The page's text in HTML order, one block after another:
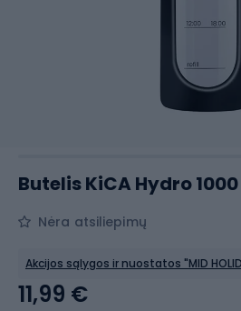
Butelis KiCA Hydro
Nėra atsiliepimų
Akcijos sąlygos ir nuostatos "MID
11,99 €